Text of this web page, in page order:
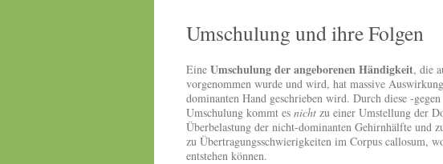
Umschulung und ihre Folgen
Eine Umschulung der angeborenen Händigkeit, die
vorgenommen wurde und wird, hat massive
dominanten Hand geschrieben wird. Durch diese -
Umschulung kommt es nicht zu einer Umstellung der
Überbelastung der nicht-dominanten Gehirnhälfte und
zu Übertragungsschwierigkeiten im Corpus callosum,
entstehen können.